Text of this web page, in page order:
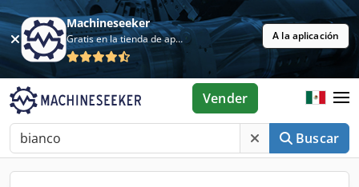
Machineseeker
Gratis en la tienda de aplicaciones A la aplicación
Buscar
Vender